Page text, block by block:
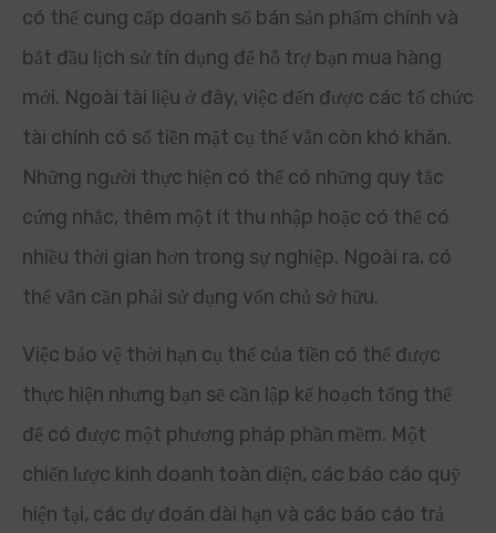
có thể cung cấp doanh số bán sản phẩm chính và
bắt đầu lịch sử tín dụng để hỗ trợ bạn mua hàng
mới. Ngoài tài liệu ở đây, việc đến được các tổ chức
tài chính có số tiền mặt cụ thể vẫn còn khó khăn.
Những người thực hiện có thể có những quy tắc
cứng nhắc, thêm một ít thu nhập hoặc có thể có
nhiều thời gian hơn trong sự nghiệp. Ngoài ra, có
thể vẫn cần phải sử dụng vốn chủ sở hữu.
Việc bảo vệ thời hạn cụ thể của tiền có thể được
thực hiện nhưng bạn sẽ cần lập kế hoạch tổng thể
để có được một phương pháp phần mềm. Một
chiến lược kinh doanh toàn diện, các báo cáo quỹ
hiện tại, các dự đoán dài hạn và các báo cáo trả